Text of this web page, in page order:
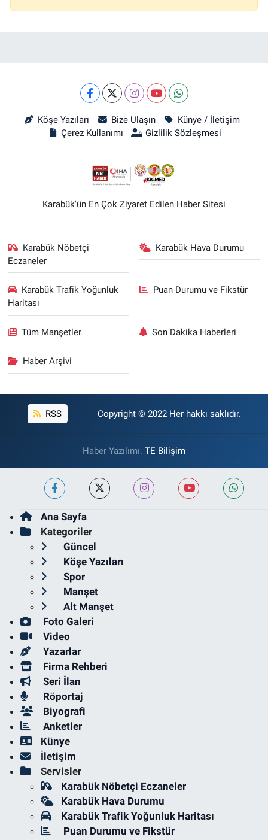
Köşe Yazıları Bize Ulaşın
Künye / İletişim
Çerez Kullanımı
Gizlilik Sözleşmesi
Karabük'ün En Çok Ziyaret Edilen Haber Sitesi
Karabük Nöbetçi
Eczaneler
Karabük Hava Durumu
Karabük Trafik Yoğunluk
Haritası
Puan Durumu ve Fikstür
Tüm Manşetler Son Dakika Haberleri
Haber Arşivi
RSS Copyright © 2022 Her hakkı saklıdır.
Haber Yazılımı: TE Bilişim
Ana Sayfa
Kategoriler
Güncel
Köşe Yazıları
Spor
Manşet
Alt Manşet
Foto Galeri
Video
Yazarlar
Firma Rehberi
Seri İlan
Röportaj
Biyografi
Anketler
Künye
İletişim
Servisler
Karabük Nöbetçi Eczaneler
Karabük Hava Durumu
Karabük Trafik Yoğunluk Haritası
Puan Durumu ve Fikstür